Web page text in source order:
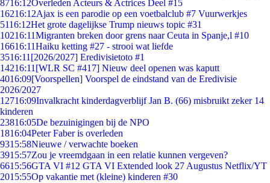
8716:12Overleden Acteurs & Actrices Deel #15
16216:12Ajax is een parodie op een voetbalclub #7 Vuurwerkjes
5116:12Het grote dagelijkse Trump nieuws topic #31
10216:11Migranten breken door grens naar Ceuta in Spanje,l #10
16616:11Haiku ketting #27 - strooi wat liefde
3516:11 [2026/2027] Eredivisietoto #1
14216:11 [WLR SC #417] Nieuw deel openen was kaputt
4016:09[Voorspellen] Voorspel de eindstand van de Eredivisie
2026/2027
12716:09Invalkracht kinderdagverblijf Jan B. (66) misbruikt zeker 14
kinderen
23816:05De bezuinigingen bij de NPO
1816:04Peter Faber is overleden
9315:58Nieuwe / verwachte boeken
3915:57Zou je vreemdgaan in een relatie kunnen vergeven?
6615:56GTA VI #12 GTA VI Extended look 27 Augustus Netflix/YT
2015:55Op vakantie met (kleine) kinderen #30